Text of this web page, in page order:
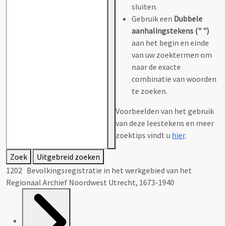
sluiten.
Gebruik een Dubbele
aanhalingstekens (" ")
aan het begin en einde
van uw zoektermen om
naar de exacte
combinatie van woorden
te zoeken.
Voorbeelden van het gebruik
van deze leestekens en meer
zoektips vindt u hier.
Zoek
Uitgebreid zoeken
1202 Bevolkingsregistratie in het werkgebied van het
Regionaal Archief Noordwest Utrecht, 1673-1940